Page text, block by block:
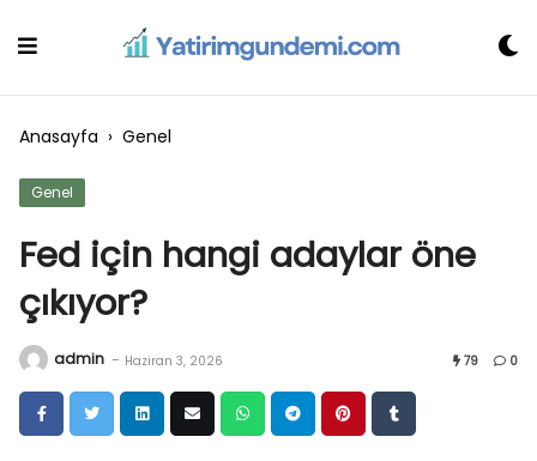
Anasayfa › Genel
Genel
Fed için hangi adaylar öne
çıkıyor?
admin - Haziran 3, 2026 79 0